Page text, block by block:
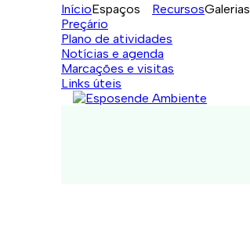
InícioEspaços RecursosGalerias
Preçário
Plano de atividades
Notícias e agenda
Marcações e visitas
Links úteis